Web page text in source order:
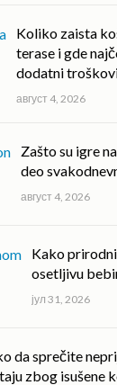
Koliko zaista
terase i gde
dodatni
август 4, 2026
Zašto su igre
deo
август 4, 2026
Kako
osetljivu
јул 31, 2026
da sprečite
zbog isušene